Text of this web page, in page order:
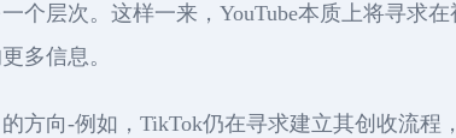
个层次。这样一来，YouTube本质上将寻求
多信息。
方向-例如，TikTok仍在寻求建立其创收流